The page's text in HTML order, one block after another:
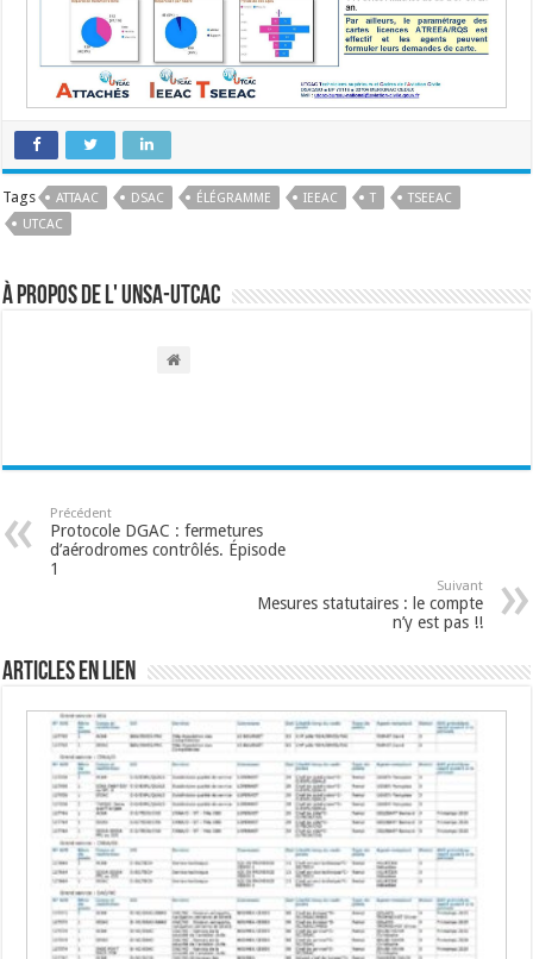
Tags ATTAAC DSAC ÉLÉGRAMME IEEAC T
TSEEAC
UTCAC
À propos de l' UNSA-UTCAC
Précédent
Protocole DGAC : fermetures
d’aérodromes contrôlés. Épisode
1
Suivant
Mesures statutaires : le compte
n’y est pas !!
Articles en lien